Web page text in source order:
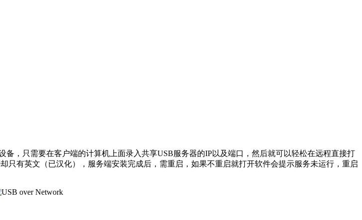
，只需要在客户端的计算机上面录入共享USB服务器的IP以及端口，然后就可以轻松在远程直接打
有英文（已汉化），服务端安装完成后，需重启，如果不重启就打开软件会提示服务未运行，重启